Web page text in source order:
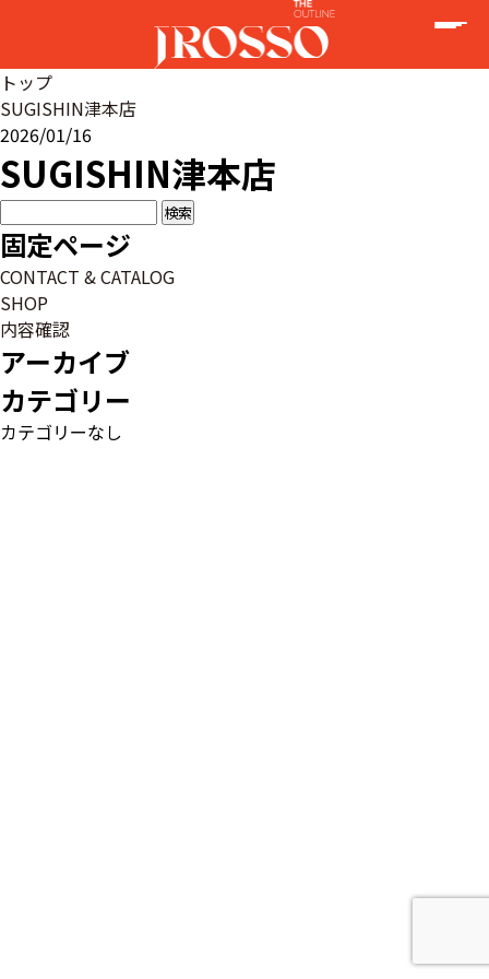
トップ
SUGISHIN津本店
2026/01/16
SUGISHIN津本店
検
索:
固定ページ
CONTACT & CATALOG
SHOP
内容確認
アーカイブ
カテゴリー
カテゴリーなし